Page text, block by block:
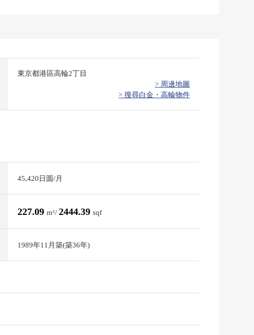
東京都港區高輪2丁目
> 周邊地圖
> 搜尋白金・高輪物件
45,420日圆/月
227.09 m²/ 2444.39 sqf
1989年11月築(築36年)